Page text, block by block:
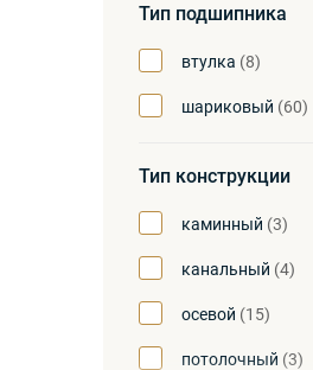
400
550
710
Тип подшипника
втулка (8)
шариковый (60)
Тип конструкции
каминный (3)
канальный (4)
осевой (15)
потолочный (3)